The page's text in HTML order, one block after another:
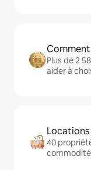
Plus de 2
aider à
Locations
40